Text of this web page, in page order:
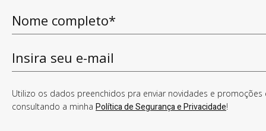
Utilizo os dados preenchidos pra enviar novidades e promoções
consultando a minha Política de Segurança e Privacidade!